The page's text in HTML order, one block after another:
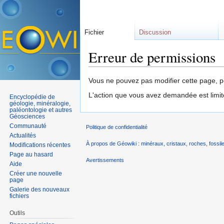
Erreur de permissions
Vous ne pouvez pas modifier cette page,
L'action que vous avez demandée est
Fichier Discussion
Encyclopédie de
géologie, minéralogie,
paléontologie et autres
Géosciences
Communauté
Actualités
Modifications récentes
Page au hasard
Aide
Créer une nouvelle
page
Galerie des nouveaux
fichiers
Outils
Politique de confidentialité
À propos de Géowiki : minéraux, cristaux, roches,
Avertissements